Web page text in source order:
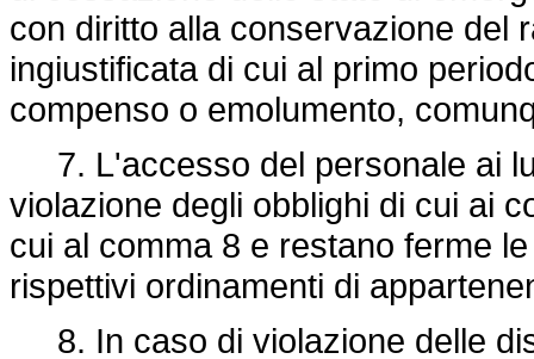
con diritto alla conservazione del
ingiustificata di cui al primo
compenso o emolumento,
7. L'accesso del personale ai
violazione degli obblighi di cui ai
cui al comma 8 e restano ferme
rispettivi ordinamenti di
8. In caso di violazione delle